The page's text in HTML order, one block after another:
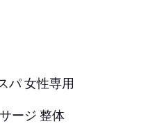
パ 女性専用
ージ 整体